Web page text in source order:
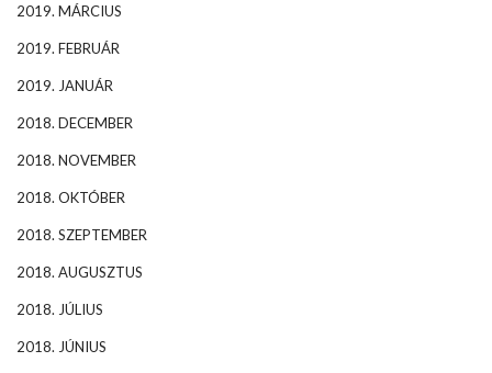
2019. MÁRCIUS
2019. FEBRUÁR
2019. JANUÁR
2018. DECEMBER
2018. NOVEMBER
2018. OKTÓBER
2018. SZEPTEMBER
2018. AUGUSZTUS
2018. JÚLIUS
2018. JÚNIUS